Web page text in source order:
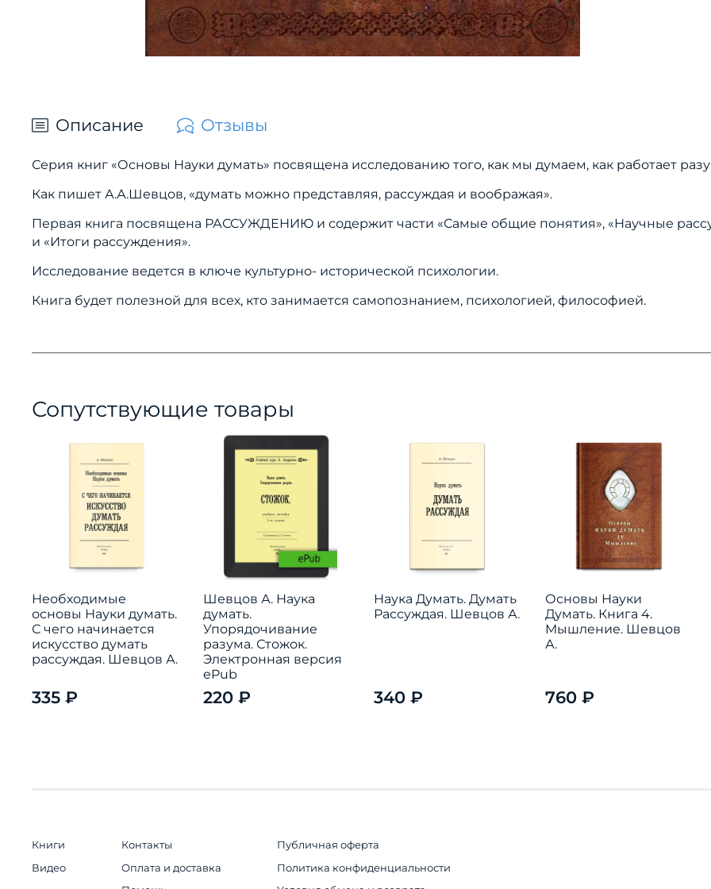
Описание Отзывы
Серия книг «Основы Науки думать» посвящена исследованию того, как мы думаем, как работает
Как пишет А.А.Шевцов, «думать можно представляя, рассуждая и воображая».
Первая книга посвящена РАССУЖДЕНИЮ и содержит части «Самые общие понятия», «Научные
и «Итоги рассуждения».
Исследование ведется в ключе культурно- исторической психологии.
Книга будет полезной для всех, кто занимается самопознанием, психологией, философией.
Сопутствующие товары
Необходимые
основы Науки думать.
С чего начинается
искусство думать
рассуждая. Шевцов А.
335 ₽
Шевцов А. Наука
думать.
Упорядочивание
разума. Стожок.
Электронная версия
ePub
220 ₽
Наука Думать. Думать
Рассуждая. Шевцов А.
340 ₽
Основы Науки
Думать. Книга 4.
Мышление. Шевцов
А.
760 ₽
Книги
Видео
Контакты
Оплата и доставка
Публичная оферта
Политика конфиденциальности